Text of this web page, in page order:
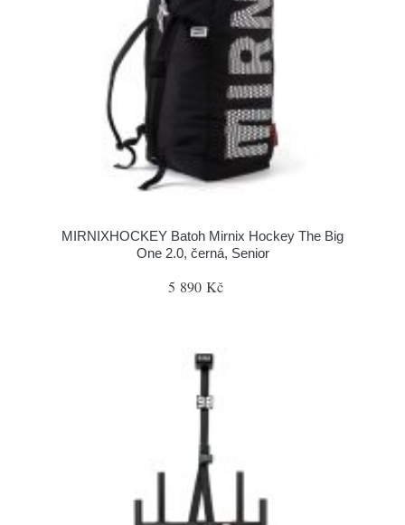
MIRNIXHOCKEY Batoh Mirnix Hockey The Big
One 2.0, černá, Senior
5 890 Kč